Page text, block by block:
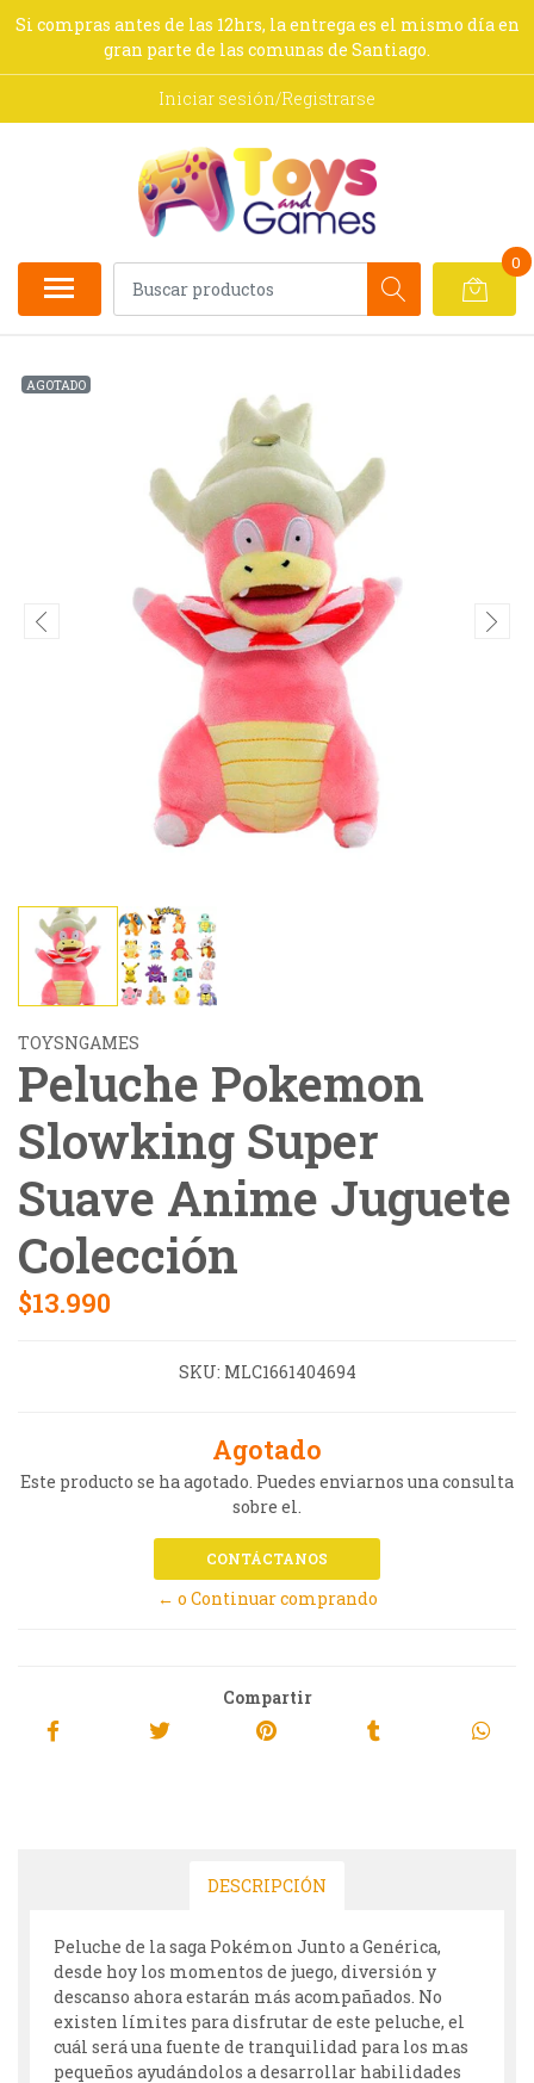
Si compras antes de las 12hrs, la entrega es el mismo día en
gran parte de las comunas de Santiago.
Iniciar sesión/Registrarse
0
AGOTADO
TOYSNGAMES
Peluche Pokemon
Slowking Super
Suave Anime Juguete
Colección
$13.990
SKU: MLC1661404694
Agotado
Este producto se ha agotado. Puedes enviarnos una consulta
sobre el.
CONTÁCTANOS
← o Continuar comprando
Compartir
DESCRIPCIÓN
Peluche de la saga Pokémon Junto a Genérica,
desde hoy los momentos de juego, diversión y
descanso ahora estarán más acompañados. No
existen límites para disfrutar de este peluche, el
cuál será una fuente de tranquilidad para los mas
pequeños ayudándolos a desarrollar habilidades